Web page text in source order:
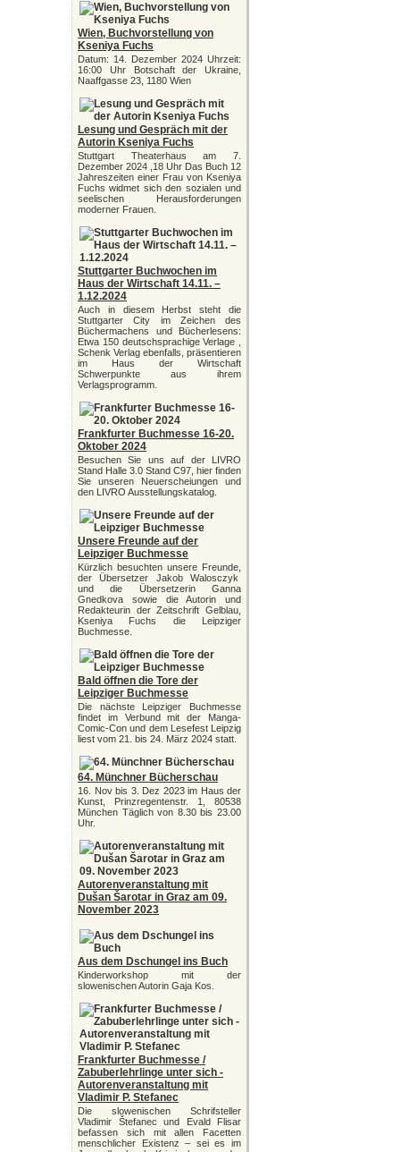
Wien, Buchvorstellung von
Kseniya Fuchs
Datum: 14. Dezember 2024 Uhrzeit:
16:00 Uhr Botschaft der Ukraine,
Naaffgasse 23, 1180 Wien
Lesung und Gespräch mit der
Autorin Kseniya Fuchs
Stuttgart Theaterhaus am 7.
Dezember 2024 ,18 Uhr Das Buch 12
Jahreszeiten einer Frau von Kseniya
Fuchs widmet sich den sozialen und
seelischen Herausforderungen
moderner Frauen.
Stuttgarter Buchwochen im
Haus der Wirtschaft 14.11. –
1.12.2024
Auch in diesem Herbst steht die
Stuttgarter City im Zeichen des
Büchermachens und Bücherlesens:
Etwa 150 deutschsprachige Verlage ,
Schenk Verlag ebenfalls, präsentieren
im Haus der Wirtschaft
Schwerpunkte aus ihrem
Verlagsprogramm.
Frankfurter Buchmesse 16-20.
Oktober 2024
Besuchen Sie uns auf der LIVRO
Stand Halle 3.0 Stand C97, hier finden
Sie unseren Neuerscheiungen und
den LIVRO Ausstellungskatalog.
Unsere Freunde auf der
Leipziger Buchmesse
Kürzlich besuchten unsere Freunde,
der Übersetzer Jakob Walosczyk
und die Übersetzerin Ganna
Gnedkova sowie die Autorin und
Redakteurin der Zeitschrift Gelblau,
Kseniya Fuchs die Leipziger
Buchmesse.
Bald öffnen die Tore der
Leipziger Buchmesse
Die nächste Leipziger Buchmesse
findet im Verbund mit der Manga-
Comic-Con und dem Lesefest Leipzig
liest vom 21. bis 24. März 2024 statt.
64. Münchner Bücherschau
16. Nov bis 3. Dez 2023 im Haus der
Kunst, Prinzregentenstr. 1, 80538
München Täglich von 8.30 bis 23.00
Uhr.
Autorenveranstaltung mit
Dušan Šarotar in Graz am 09.
November 2023
Aus dem Dschungel ins Buch
Kinderworkshop mit der
slowenischen Autorin Gaja Kos.
Frankfurter Buchmesse /
Zabuberlehrlinge unter sich -
Autorenveranstaltung mit
Vladimir P. Stefanec
Die slowenischen Schrifsteller
Vladimir Štefanec und Evald Flisar
befassen sich mit allen Facetten
menschlicher Existenz – sei es im